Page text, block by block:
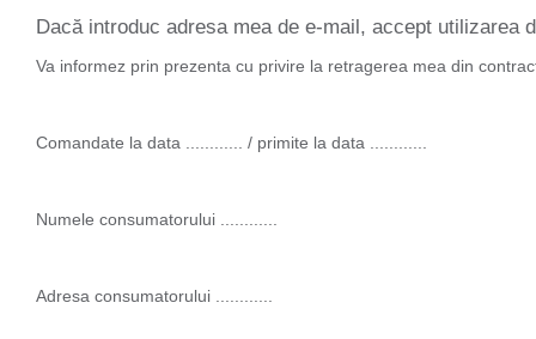
Dacă introduc adresa mea de e-mail, accept utilizarea
Va informez prin prezenta cu privire la retragerea mea din
Comandate la data ............ / primite la data ............
Numele consumatorului ............
Adresa consumatorului ............